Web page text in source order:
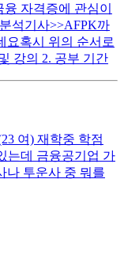
자격증에 관심이
석기사>>AFPK까
혹시 위의 순서로
강의 2. 공부 기간
여) 재학중 학점
는데 금융공기업 가
나 투운사 중 뭐를